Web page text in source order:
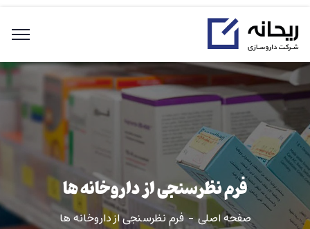
فرم نظرسنجی از داروخانه ها
صفحه اصلی فرم نظرسنجی از داروخانه ها